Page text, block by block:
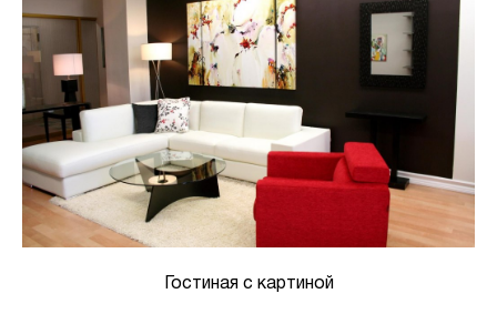
Гостиная с картиной